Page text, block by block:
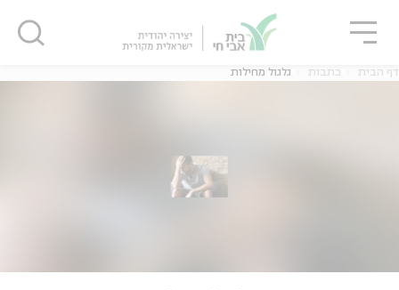
אנגלית
דף הבית כתבות גלגול מחילות
סגור